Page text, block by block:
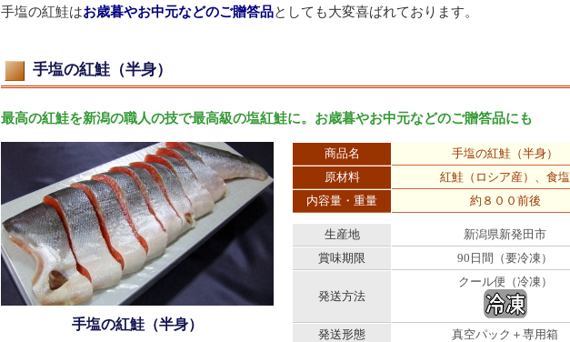
手塩の紅鮭はお歳暮やお中元などのご贈答品としても大変喜ばれております。
手塩の紅鮭（半身）
最高の紅鮭を新潟の職人の技で最高級の塩紅鮭に。お歳暮やお中元などのご贈答品にも
手塩の紅鮭（半身）
商品名
手塩の紅鮭（半身）
原材料
紅鮭（ロシア産）、食塩
内容量・重量
約８００前後
生産地
新潟県新発田市
賞味期限
90日間（要冷凍）
発送方法
クール便（冷凍）
発送形態 真空パック＋専用箱